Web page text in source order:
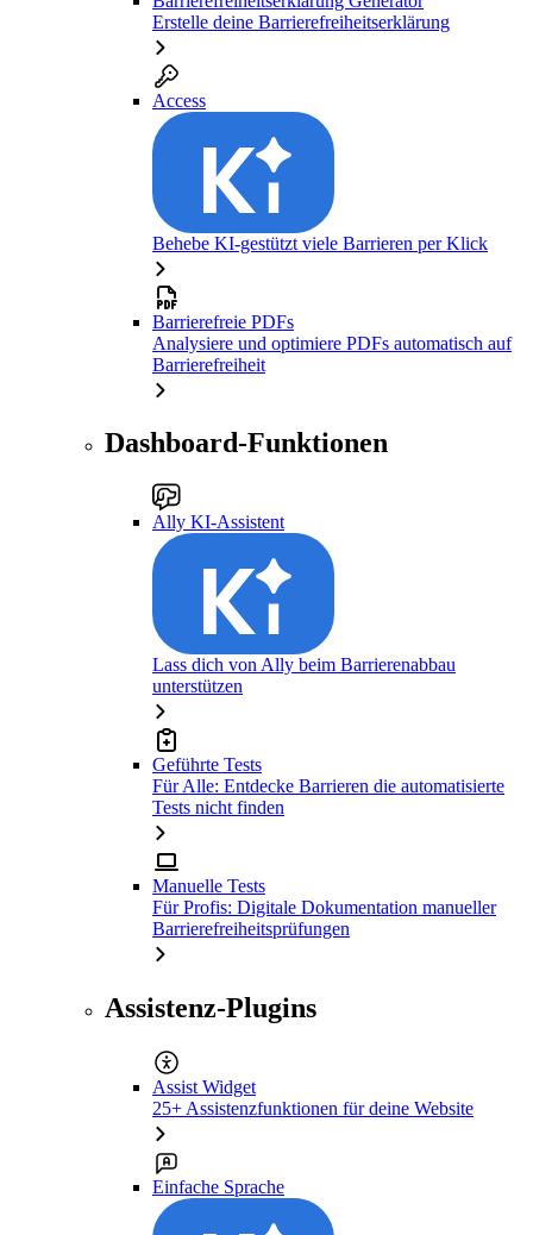
Erstelle deine Barrierefreiheitserklärung
Access
Behebe KI-gestützt viele Barrieren per Klick
Barrierefreie PDFs
Analysiere und optimiere PDFs automatisch auf
Barrierefreiheit
Dashboard-Funktionen
Ally KI-Assistent
Lass dich von Ally beim Barrierenabbau
unterstützen
Geführte Tests
Für Alle: Entdecke Barrieren die automatisierte
Tests nicht finden
Manuelle Tests
Für Profis: Digitale Dokumentation manueller
Barrierefreiheitsprüfungen
Assistenz-Plugins
Assist Widget
25+ Assistenzfunktionen für deine Website
Einfache Sprache